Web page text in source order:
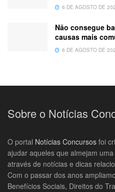
6 DE AGOSTO DE
Não consegue
causas mais
6 DE AGOSTO DE
Sobre o Notícias
O portal Notícias Concursos foi
ajudar aqueles que almejam
através de notícias e dicas
Com o passar dos anos
Benefícios Sociais, Direitos do